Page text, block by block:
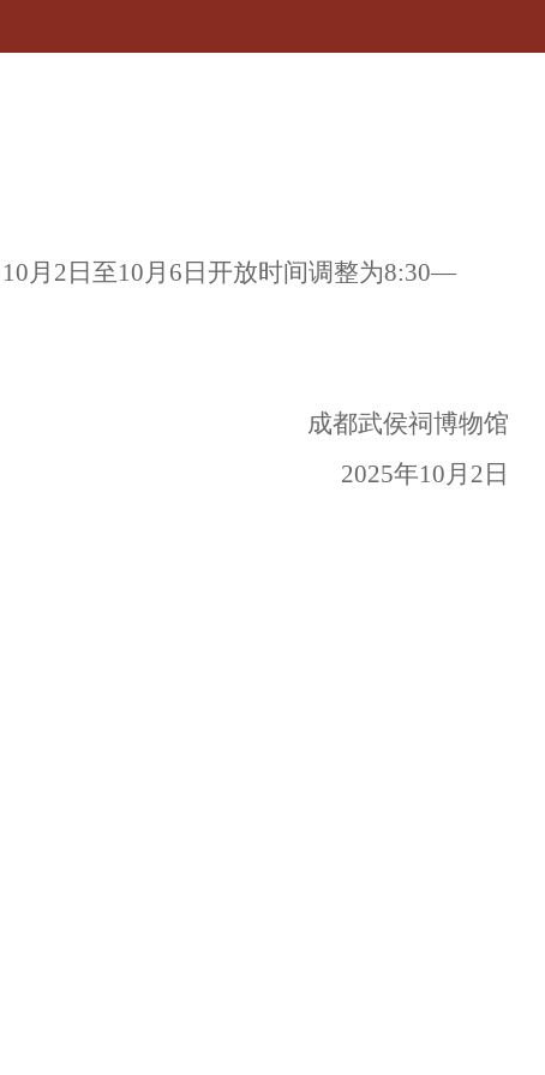
10月 2 日 至10月 6 日开放时间调整为8:30—
成都武侯祠博物馆
2025年10月 2 日